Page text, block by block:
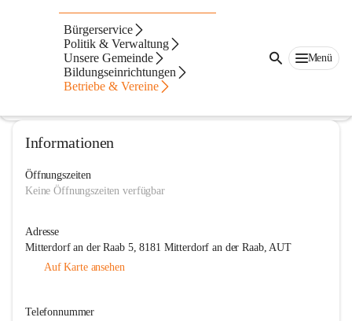
Bürgerservice
Politik & Verwaltung
Unsere Gemeinde
Bildungseinrichtungen
Betriebe & Vereine
Menü
Singkreis Mitterdorf
@singkreis-mitterdorf
Gesangsverein
In CITIES öffnen
Informationen
Öffnungszeiten
Keine Öffnungszeiten verfügbar
Adresse
Mitterdorf an der Raab 5, 8181 Mitterdorf an der Raab, AUT
Auf Karte ansehen
Telefonnummer